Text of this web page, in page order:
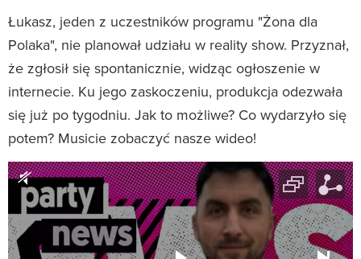
Łukasz, jeden z uczestników programu "Żona dla
Polaka", nie planował udziału w reality show. Przyznał,
że zgłosił się spontanicznie, widząc ogłoszenie w
internecie. Ku jego zaskoczeniu, produkcja odezwała
się już po tygodniu. Jak to możliwe? Co wydarzyło się
potem? Musicie zobaczyć nasze wideo!